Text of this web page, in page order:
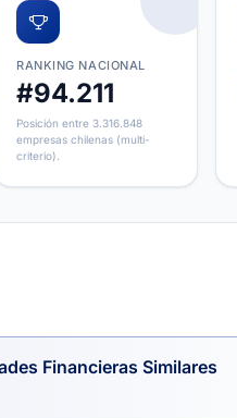
RANKING NACIONAL
#94.211
Posición entre 3.316.848
empresas chilenas (multi-
criterio).
Financieras Similares